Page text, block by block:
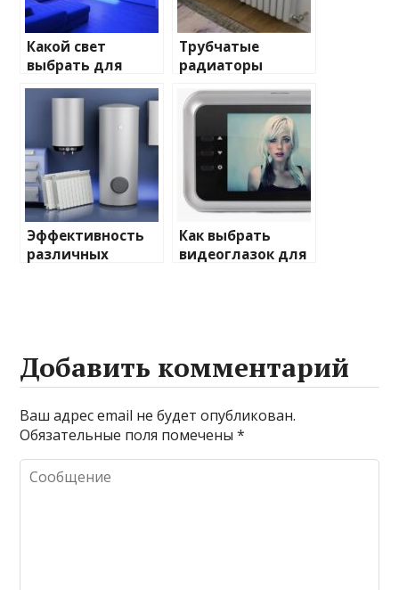
Какой свет
выбрать для
домашнего
освещения
Трубчатые
радиаторы
отопления: виды
и характеристики
Эффективность
различных
Как выбрать
видеоглазок для
Добавить комментарий
Ваш адрес email не будет опубликован.
Обязательные поля помечены*